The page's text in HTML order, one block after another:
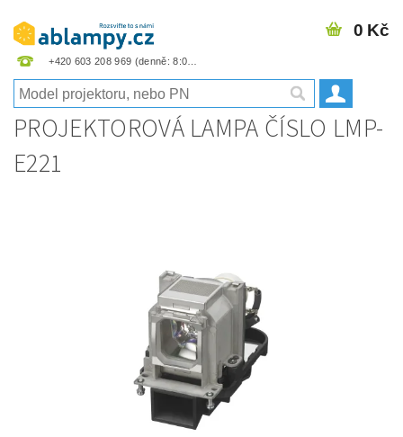
+420 603 208 969
0 Kč
PROJEKTOROVÁ LAMPA ČÍSLO LMP-
E221